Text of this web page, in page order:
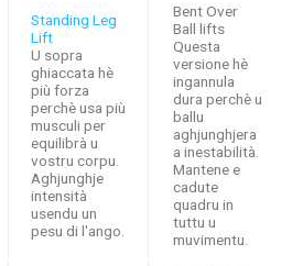
Standing Leg
Lift
U sopra
ghiaccata hè
più forza
perchè usa più
musculi per
equilibrà u
vostru corpu.
Aghjunghje
intensità
usendu un
pesu di l'ango.
Bent Over
Ball lifts
Questa
versione hè
ingannula
dura perchè u
ballu
aghjunghjera
a inestabilità.
Mantene e
cadute
quadru in
tuttu u
muvimentu.